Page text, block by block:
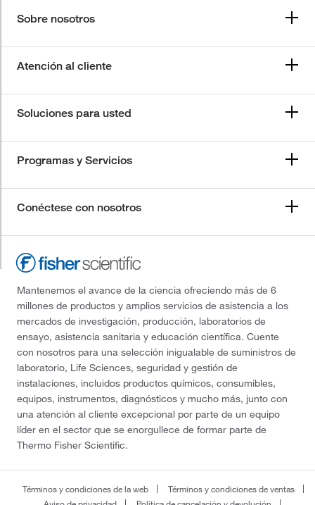
Sobre nosotros
Atención al cliente
Soluciones para usted
Programas y Servicios
Conéctese con nosotros
Mantenemos el avance de la ciencia ofreciendo más de 6
millones de productos y amplios servicios de asistencia a los
mercados de investigación, producción, laboratorios de
ensayo, asistencia sanitaria y educación científica. Cuente
con nosotros para una selección inigualable de suministros de
laboratorio, Life Sciences, seguridad y gestión de
instalaciones, incluidos productos químicos, consumibles,
equipos, instrumentos, diagnósticos y mucho más, junto con
una atención al cliente excepcional por parte de un equipo
líder en el sector que se enorgullece de formar parte de
Thermo Fisher Scientific.
Términos y condiciones de la web
Términos y condiciones de ventas